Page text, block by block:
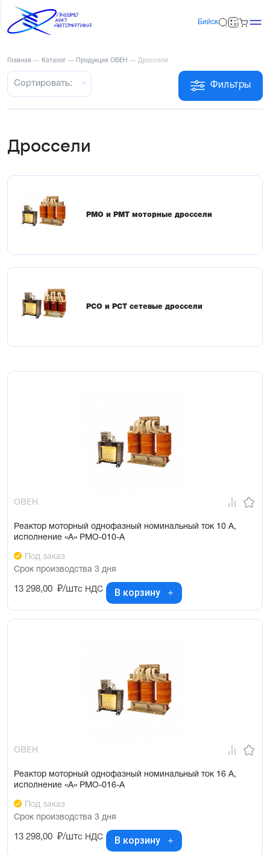
Бийск
Главная — Каталог — Продукция ОВЕН — Дроссели
Фильтры
Сортировать:
Дроссели
РМО и РМТ моторные дроссели
РСО и РСТ сетевые дроссели
ОВЕН
Реактор моторный однофазный номинальный ток 10 А,
исполнение «А» РМО-010-А
Под заказ
Срок производства 3 дня
13 298,00 ₽/штс НДС В корзину
ОВЕН
Реактор моторный однофазный номинальный ток 16 А,
исполнение «А» РМО-016-А
Под заказ
Срок производства 3 дня
13 298,00 ₽/штс НДС В корзину